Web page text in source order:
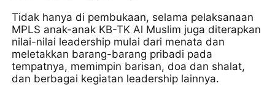
Tidak hanya di pembukaan, selama pelaksanaan
MPLS anak-anak KB-TK Al Muslim juga diterapkan
nilai-nilai leadership mulai dari menata dan
meletakkan barang-barang pribadi pada
tempatnya, memimpin barisan, doa dan shalat,
dan berbagai kegiatan leadership lainnya.